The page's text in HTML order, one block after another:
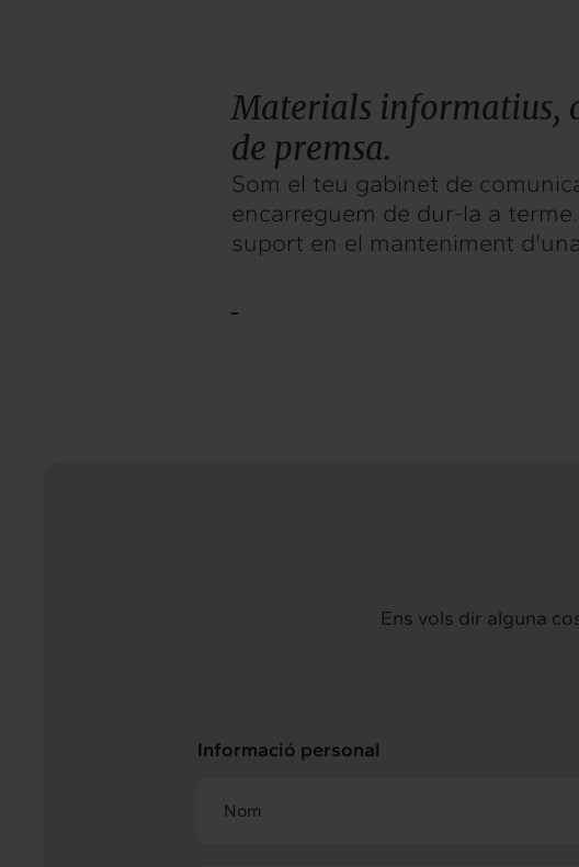
Materials informatius,
de premsa.
Som el teu gabinet de
encarreguem de dur-la a
suport en el manteniment
Ens vols dir alguna
Informació personal